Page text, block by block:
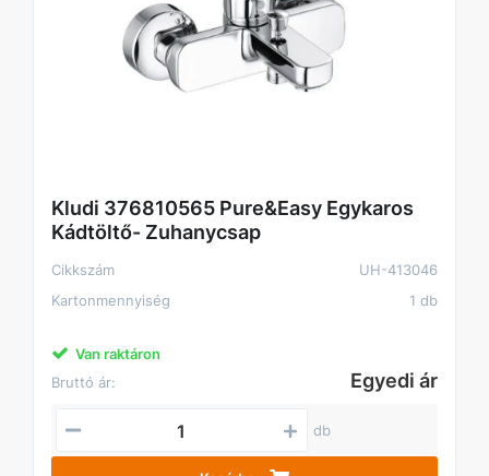
Kludi 376810565 Pure&Easy Egykaros
Kádtöltő- Zuhanycsap
Cikkszám
UH-413046
Kartonmennyiség
1 db
Van raktáron
Bruttó ár:
Egyedi ár
db